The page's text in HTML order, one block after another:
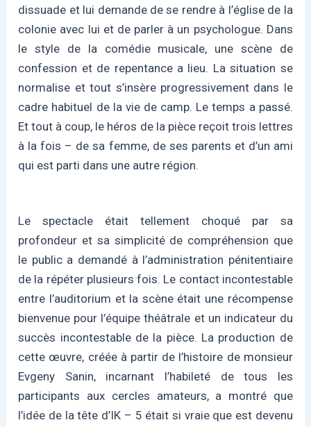
dissuade et lui demande de se rendre à l’église de la
colonie avec lui et de parler à un psychologue. Dans
le style de la comédie musicale, une scène de
confession et de repentance a lieu. La situation se
normalise et tout s’insère progressivement dans le
cadre habituel de la vie de camp. Le temps a passé.
Et tout à coup, le héros de la pièce reçoit trois lettres
à la fois – de sa femme, de ses parents et d’un ami
qui est parti dans une autre région.
Le spectacle était tellement choqué par sa
profondeur et sa simplicité de compréhension que
le public a demandé à l’administration pénitentiaire
de la répéter plusieurs fois. Le contact incontestable
entre l’auditorium et la scène était une récompense
bienvenue pour l’équipe théâtrale et un indicateur du
succès incontestable de la pièce. La production de
cette œuvre, créée à partir de l’histoire de monsieur
Evgeny Sanin, incarnant l’habileté de tous les
participants aux cercles amateurs, a montré que
l’idée de la tête d’IK – 5 était si vraie que est devenu